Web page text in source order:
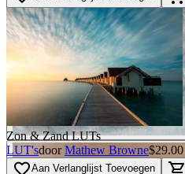
Zon & Zand LUTs
LUT'sdoor Mathew Browne$29.00
favorite_borderAan Verlanglijst Toevoegen shopping_cart